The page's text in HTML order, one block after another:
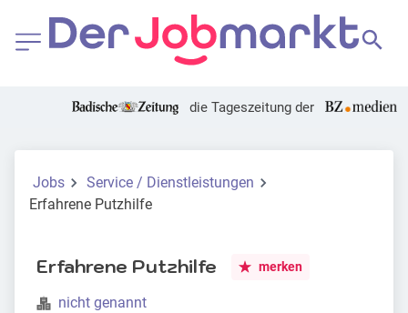
die Tageszeitung der
Jobs
Service / Dienstleistungen
Erfahrene Putzhilfe
Erfahrene Putzhilfe merken
nicht genannt